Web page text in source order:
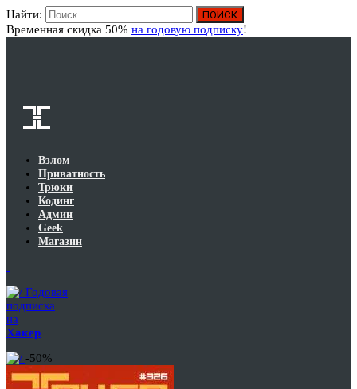
Найти:
Временная скидка 50% на годовую подписку!
Взлом
Приватность
Трюки
Кодинг
Админ
Geek
Магазин
Годовая
подписка
на
Хакер
-50%